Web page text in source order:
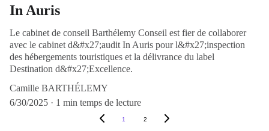
In Auris
Le cabinet de conseil Barthélemy Conseil est fier de collaborer
avec le cabinet d&#x27;audit In Auris pour l&#x27;inspection
des hébergements touristiques et la délivrance du label
Destination d&#x27;Excellence.
Camille BARTHÉLEMY
6/30/2025
1 min temps de lecture
1 2